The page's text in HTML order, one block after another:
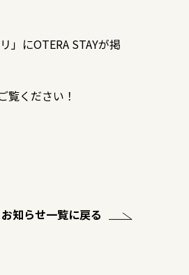
」にOTERA STAYが掲
覧ください！
お知らせ一覧に戻る